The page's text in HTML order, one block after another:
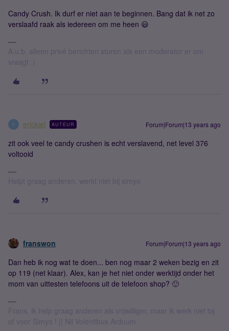
Candy Crush. Ik durf er niet aan te beginnen. Bang dat ik net zo
verslaafd raak als iedereen om me heen 😃
A.u.b. alleen privé berichten sturen als een moderator er om
vraagt :)
E erickiel AUTEUR Forum|Forum|13 years ago
zit ook veel te candy crushen is echt verslavend, net level 376
voltooid
Helpt graag anderen, werkt niet bij simyo
franswon Forum|Forum|13 years ago
Dan heb ik nog wat te doen... ben nog maar 2 weken bezig en zit
op 119 (net klaar). Alex, kan je het niet onder werktijd onder het
mom van uittesten telefoons uit de telefoon shop? 🙂
Frans, ik help graag anderen als vrijwilliger, maar ik werk niet bij
of voor Simyo ! || Nil Volentibus Arduum